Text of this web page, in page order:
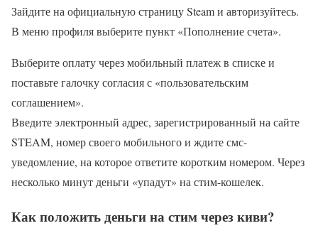
Зайдите на официальную страницу Steam и авторизуйтесь.
В меню профиля выберите пункт «Пополнение счета».
Выберите оплату через мобильный платеж в списке и
поставьте галочку согласия с «пользовательским
соглашением».
Введите электронный адрес, зарегистрированный на сайте
STEAM, номер своего мобильного и ждите смс-
уведомление, на которое ответите коротким номером. Через
несколько минут деньги «упадут» на стим-кошелек.
Как положить деньги на стим через киви?